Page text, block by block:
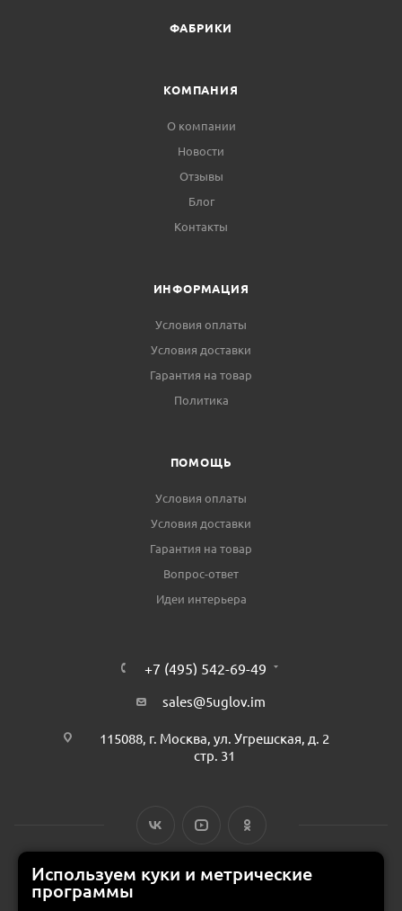
ФАБРИКИ
КОМПАНИЯ
О компании
Новости
Отзывы
Блог
Контакты
ИНФОРМАЦИЯ
Условия оплаты
Условия доставки
Гарантия на товар
Политика
ПОМОЩЬ
Условия оплаты
Условия доставки
Гарантия на товар
Вопрос-ответ
Идеи интерьера
+7 (495) 542-69-49
sales@5uglov.im
115088, г. Москва, ул. Угрешская, д. 2
стр. 31
© 2015 — 2026 «MEBZILLA» (ex. 5UGLOV.IM) —
Используем куки и метрические
программы